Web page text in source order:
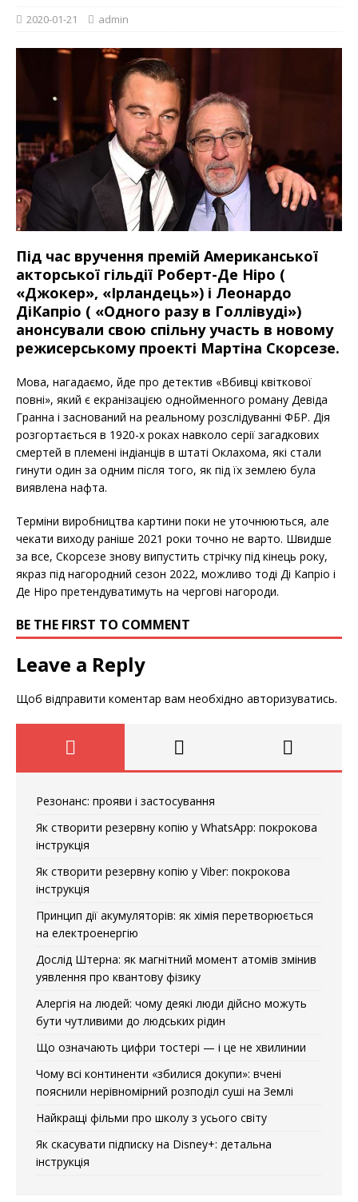
2020-01-21 admin
Під час вручення премій Американської
акторської гільдії Роберт-Де Ніро (
«Джокер», «Ірландець») і Леонардо
ДіКапріо ( «Одного разу в Голлівуді»)
анонсували свою спільну участь в новому
режисерському проекті Мартіна Скорсезе.
Мова, нагадаємо, йде про детектив «Вбивці квіткової
повні», який є екранізацією однойменного роману Девіда
Гранна і заснований на реальному розслідуванні ФБР. Дія
розгортається в 1920-х роках навколо серії загадкових
смертей в племені індіанців в штаті Оклахома, які стали
гинути один за одним після того, як під їх землею була
виявлена ​​нафта.
Терміни виробництва картини поки не уточнюються, але
чекати виходу раніше 2021 роки точно не варто. Швидше
за все, Скорсезе знову випустить стрічку під кінець року,
якраз під нагородний сезон 2022, можливо тоді Ді Капріо і
Де Ніро претендуватимуть на чергові нагороди.
BE THE FIRST TO COMMENT
Leave a Reply
Щоб відправити коментар вам необхідно авторизуватись.
Резонанс: прояви і застосування
Як створити резервну копію у WhatsApp: покрокова
інструкція
Як створити резервну копію у Viber: покрокова
інструкція
Принцип дії акумуляторів: як хімія перетворюється
на електроенергію
Дослід Штерна: як магнітний момент атомів змінив
уявлення про квантову фізику
Алергія на людей: чому деякі люди дійсно можуть
бути чутливими до людських рідин
Що означають цифри тостері — і це не хвилинии
Чому всі континенти «збилися докупи»: вчені
пояснили нерівномірний розподіл суші на Землі
Найкращі фільми про школу з усього світу
Як скасувати підписку на Disney+: детальна
інструкція